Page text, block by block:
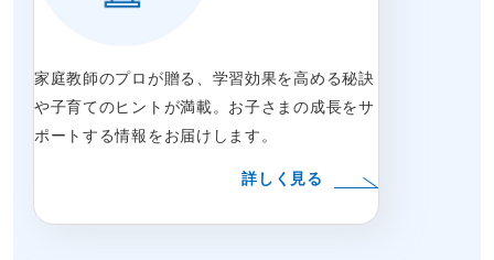
家庭教師のプロが贈る、学習効果を高める秘訣
や子育てのヒントが満載。お子さまの成長をサ
ポートする情報をお届けします。
詳しく見る